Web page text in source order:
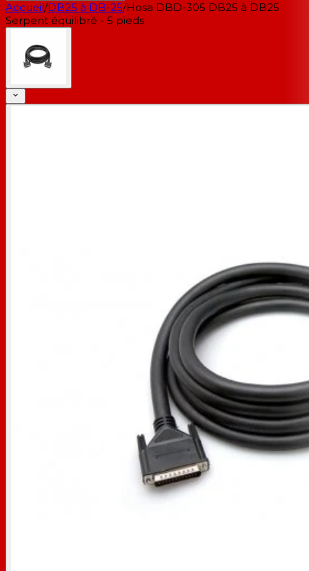
Accueil/DB25 à DB-25/Hosa DBD-305 DB25 à DB25
Serpent équilibré - 5 pieds